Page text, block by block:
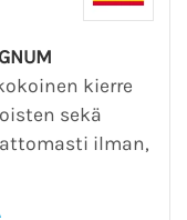
kierre
sekä
ilman,